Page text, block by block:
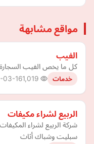
مواقع مشابهة
الفيب
كل ما يخص الفيب السجارة
خدمات 03-16
الربيع لشراء مكيفات
شركة الربيع لشراء
سبليت وشباك أثاث